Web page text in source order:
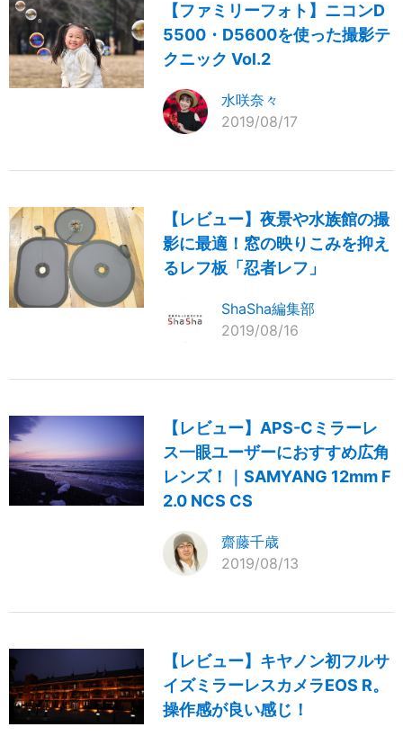
【ファミリーフォト】ニコンD
5500・D5600を使った撮影テ
クニック Vol.2
水咲奈々
2019/08/17
【レビュー】夜景や水族館の撮
影に最適！窓の映りこみを抑え
るレフ板「忍者レフ」
ShaSha編集部
2019/08/16
【レビュー】APS-Cミラーレ
ス一眼ユーザーにおすすめ広角
レンズ！｜SAMYANG 12mm F
2.0 NCS CS
齋藤千歳
2019/08/13
【レビュー】キヤノン初フルサ
イズミラーレスカメラEOS R。
操作感が良い感じ！